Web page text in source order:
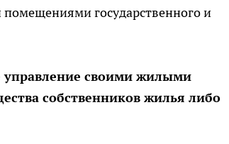
государственного и
управление своими жилыми
собственников жилья либо